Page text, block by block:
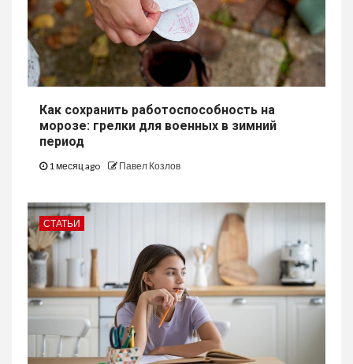
Как сохранить работоспособность на
морозе: грелки для военных в зимний
период
1 месяц ago Павел Козлов
СТАТЬИ